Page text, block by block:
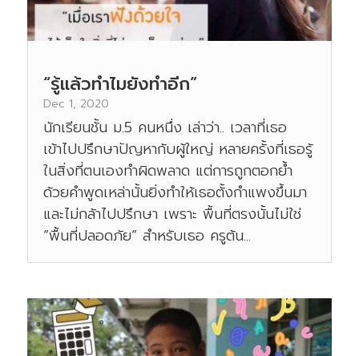
“รู้แล้วทำไมยังทำอีก”
Dec 1, 2020
นักเรียนชั้น ม.5 คนหนึ่ง เล่าว่า.. เวลาที่เธอ
เข้าไปปรึกษาปัญหากับผู้ใหญ่ หลายครั้งที่เธอรู้
ในสิ่งที่ตนเองทำผิดพลาด แต่การถูกตอกย้ำ
ด้วยคำพูดเหล่านั้นยิ่งทำให้เธอตั้งกำแพงขึ้นมา
และไม่กล้าไปปรึกษา เพราะ พื้นที่ตรงนั้นไม่ใช่
“พื้นที่ปลอดภัย” สำหรับเธอ ครูต้น...